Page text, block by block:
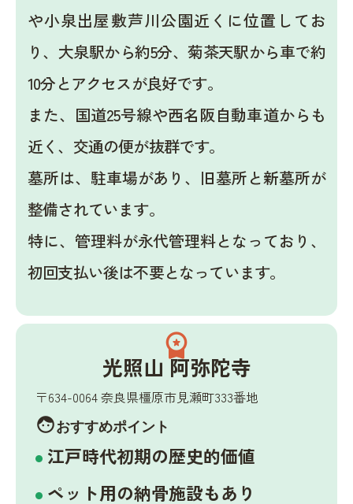
や小泉出屋敷芦川公園近くに位置してお
り、大泉駅から約5分、菊茶天駅から車で約
10分とアクセスが良好です。
また、国道25号線や西名阪自動車道からも
近く、交通の便が抜群です。
墓所は、駐車場があり、旧墓所と新墓所が
整備されています。
特に、管理料が永代管理料となっており、
初回支払い後は不要となっています。
workspace_premium
光照山 阿弥陀寺
〒634-0064 奈良県橿原市見瀬町333番地
face おすすめポイント
江戸時代初期の歴史的価値
ペット用の納骨施設もあり